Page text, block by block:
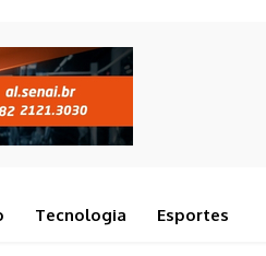
Tecnologia Esportes